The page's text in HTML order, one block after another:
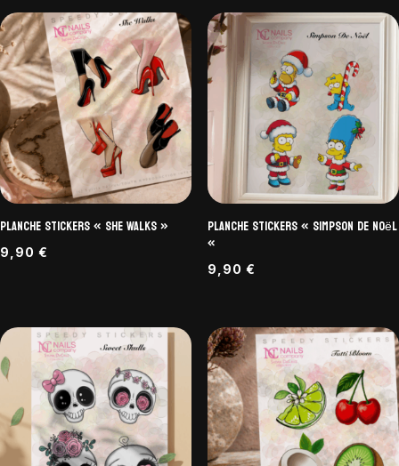
Planche Stickers « She Walks »
9,90 €
Planche Stickers « Simpson de Noël
«
9,90 €